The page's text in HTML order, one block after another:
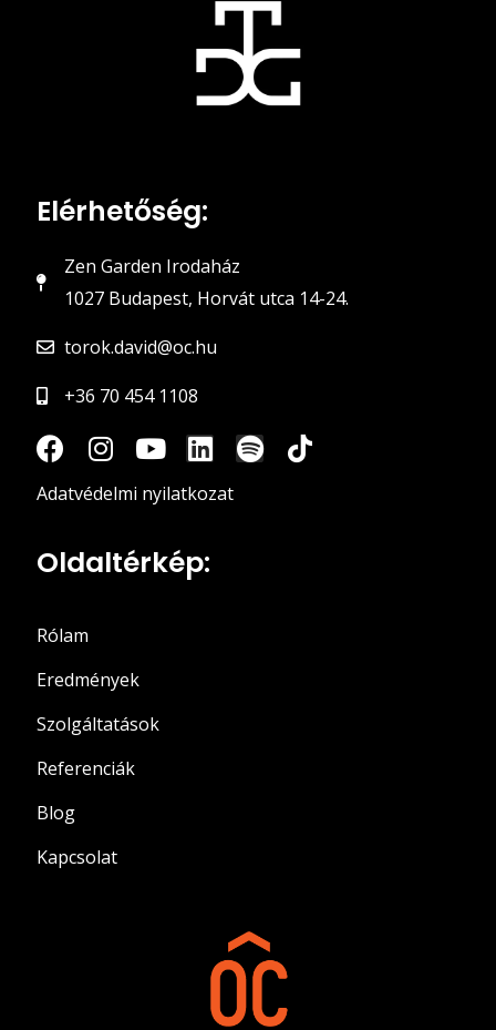
Elérhetőség:
Zen Garden Irodaház
1027 Budapest, Horvát utca 14-24.
torok.david@oc.hu
+36 70 454 1108
Adatvédelmi nyilatkozat
Oldaltérkép:
Rólam
Eredmények
Szolgáltatások
Referenciák
Blog
Kapcsolat